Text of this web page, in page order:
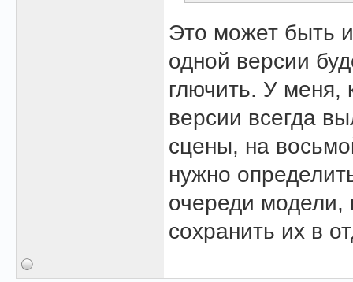
Это может быть
одной версии
глючить. У меня,
версии всегда
сцены, на
нужно
очереди модели,
сохранить их в